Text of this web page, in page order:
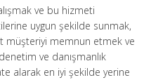
ve bu hizmeti
uygun şekilde sunmak,
müşteriyi memnun etmek ve
ve danışmanlık
alarak en iyi şekilde yerine